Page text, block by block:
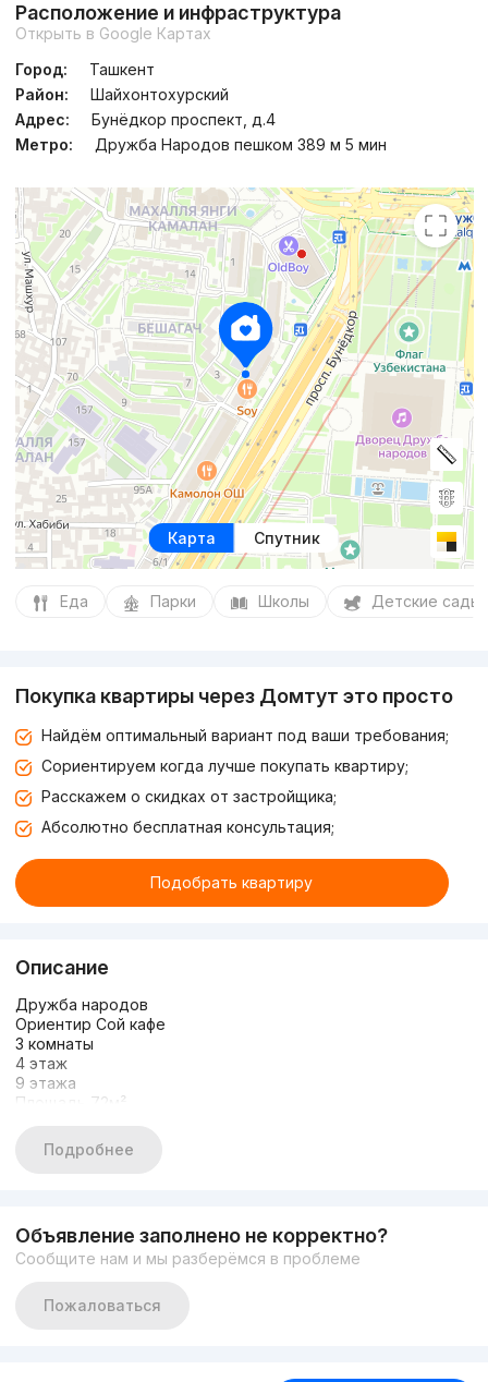
Расположение и инфраструктура
Открыть в Google Картах
Город:
Ташкент
Район:
Шайхонтохурский
Адрес:
Бунёдкор проспект, д.4
Метро:
Дружба Народов пешком 389 м 5 мин
Карта Спутник
Еда Парки Школы Детские сады
Покупка квартиры через Домтут это просто
Найдём оптимальный вариант под ваши требования;
Сориентируем когда лучше покупать квартиру;
Расскажем о скидках от застройщика;
Абсолютно бесплатная консультация;
Подобрать квартиру
Описание
Дружба народов
Ориентир Сой кафе
3 комнаты
4 этаж
9 этажа
Площадь 72м²
Цена : 140.000 у.е
+998935700395
Подробнее
Объявление заполнено не корректно?
Сообщите нам и мы разберёмся в проблеме
Пожаловаться